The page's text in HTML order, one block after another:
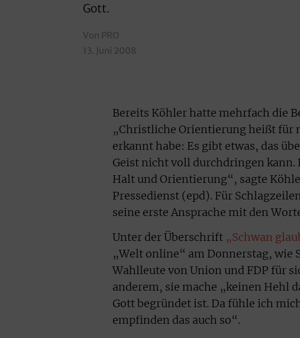
Gott.
Von PRO
13. Juni 2008
Bereits Köhler hatte mehrfach die
„Christliche Orientierung heißt für
erkannt habe: Es gibt etwas, das
Geist nicht voll durchdringen kann.
Halt und Orientierung“, sagte
Pressedienst (epd). Für
seine erste Ansprache mit den
Unter der Überschrift „Schwan
„Welt online“ am Donnerstag, wie
Wahlleute von Union und FDP für
anderem, sie mache „keinen Hehl
Gott begründet ist. Da fühle ich
empfinden das auch so“.